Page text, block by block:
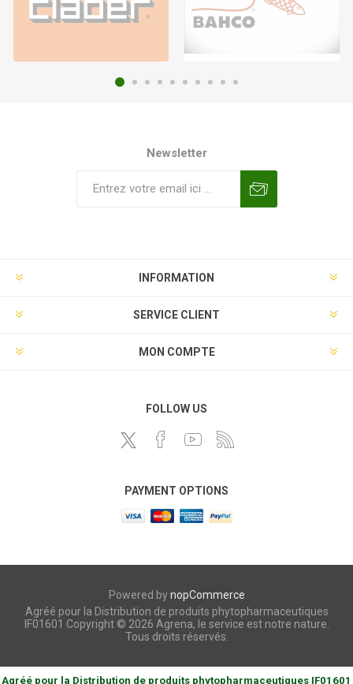
Newsletter
INFORMATION
SERVICE CLIENT
MON COMPTE
FOLLOW US
PAYMENT OPTIONS
Powered bynopCommerce
Agréé pour la Distribution de produits phytopharmaceutiques
IF01601 Copyright © 2026 Agrena, le service est notre nature.
Tous droits réservés.
Agréé pour la Distribution de produits phytopharmaceutiques IF01601